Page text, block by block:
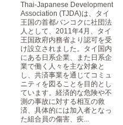
Thai-Japanese Development
Association (TJDA)は、タイ
王国の首都バンコクに社団法
人として、2011年4月、タイ
王国政府内務省より認可を受
け設立されました。タイ国内
にある日系企業、また日系企
業で働く人々を主な対象と
し、共済事業を通じてコミュ
ニティを図ることを目的とし
ています。経済的な危険や不
測の事故に対する相互の救
済、具体的には加入者となっ
た組合員の傷害、疾...